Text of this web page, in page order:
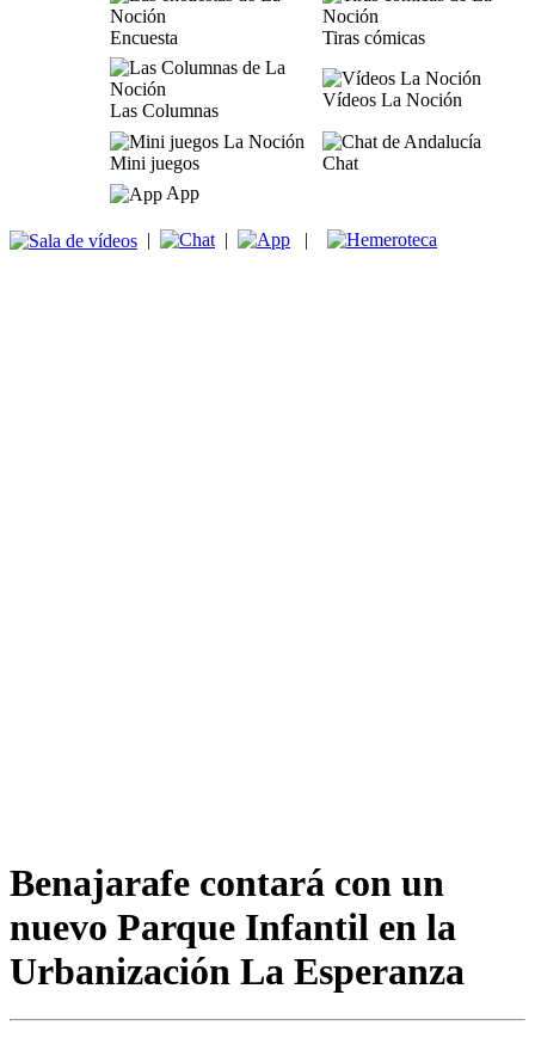
Encuesta Tiras cómicas
Las Columnas
Vídeos La Noción
Mini juegos
Chat
App
| | |
Benajarafe contará con un
nuevo Parque Infantil en la
Urbanización La Esperanza